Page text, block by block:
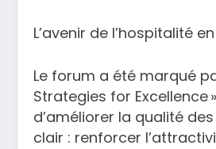
L’avenir de l’hospitalité
Le forum a été marqué
Strategies for Excellence
d’améliorer la qualité
clair : renforcer